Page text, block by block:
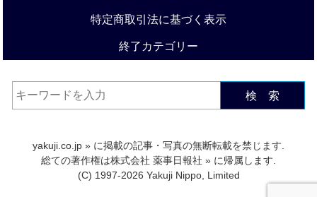
特定商取引法に基づく表示
終了カテゴリー
検 索
yakuji.co.jp » に掲載の記事・写真の無断転載を禁じます.
総ての著作権は株式会社 薬事日報社 » に帰属します.
(C) 1997-2026 Yakuji Nippo, Limited